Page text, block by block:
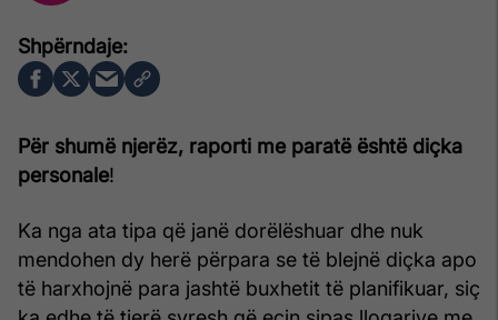
Për shumë njerëz, raporti me paratë është diçka
personale!
Ka nga ata tipa që janë dorëlëshuar dhe nuk
mendohen dy herë përpara se të blejnë diçka apo
të harxhojnë para jashtë buxhetit të planifikuar, siç